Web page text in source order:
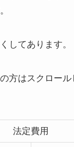
してあります。
方はスクロール
法定費用